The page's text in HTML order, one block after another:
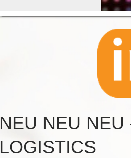
NEU NEU
LOGISTICS